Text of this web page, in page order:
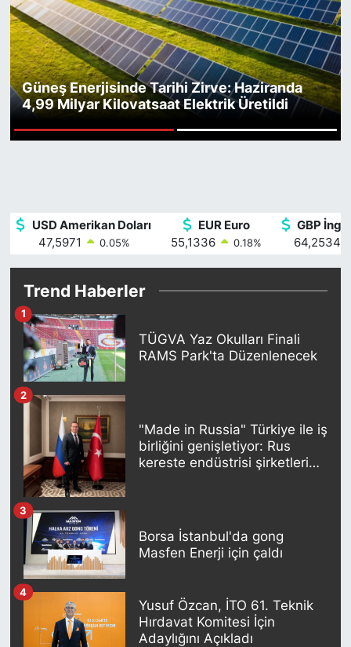
Güneş Enerjisinde Tarihi Zirve: Haziranda
4,99 Milyar Kilovatsaat Elektrik Üretildi
USD Amerikan Doları
47,5971
0.05%
EUR Euro
55,1336
0.18%
GBP
64,2534
Trend Haberler
TÜGVA Yaz Okulları Finali
RAMS Park'ta Düzenlenecek
1
"Made in Russia" Türkiye ile iş
birliğini genişletiyor: Rus
kereste endüstrisi şirketleri
2
Borsa İstanbul'da gong
Masfen Enerji için çaldı
3
Yusuf Özcan, İTO 61. Teknik
Hırdavat Komitesi İçin
Adaylığını Açıkladı
4
Yurt Dışı Fuarlar
Teknoloji
Spor
KÜLTÜR SANAT
ŞİRKET HABERLERİ
SAVUNMA SANAYİ
Amerika Fuarları
FUAR RAPORU
FESTİVAL TAKVİMİ
KONGRE TAKVİMİ
RÖPORTAJLAR
BİYOGRAFİLER